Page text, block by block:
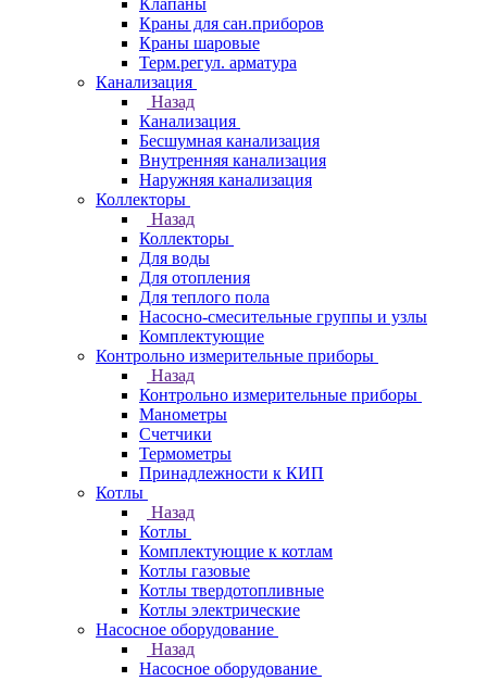
Клапаны
Краны для сан.приборов
Краны шаровые
Терм.регул. арматура
Канализация
Назад
Канализация
Бесшумная канализация
Внутренняя канализация
Наружняя канализация
Коллекторы
Назад
Коллекторы
Для воды
Для отопления
Для теплого пола
Насосно-смесительные группы и узлы
Комплектующие
Контрольно измерительные приборы
Назад
Контрольно измерительные приборы
Манометры
Счетчики
Термометры
Принадлежности к КИП
Котлы
Назад
Котлы
Комплектующие к котлам
Котлы газовые
Котлы твердотопливные
Котлы электрические
Насосное оборудование
Назад
Насосное оборудование